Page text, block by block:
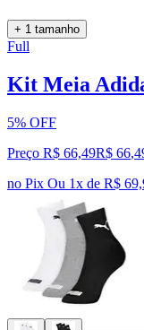
+ 1 tamanho
Full
Kit Meia
5% OFF
Preço R$ 66,49R$ 66,
no Pix Ou 1x de R$